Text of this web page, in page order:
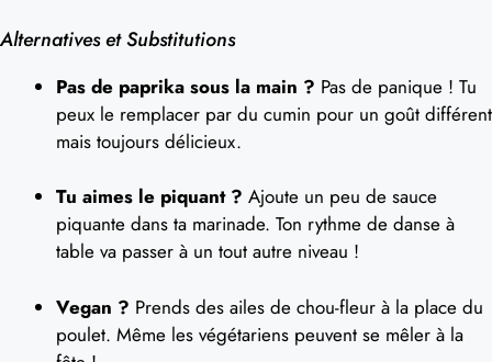
Alternatives et Substitutions
Pas de paprika sous la main ? Pas de panique ! Tu
peux le remplacer par du cumin pour un goût différent
mais toujours délicieux.
Tu aimes le piquant ? Ajoute un peu de sauce
piquante dans ta marinade. Ton rythme de danse à
table va passer à un tout autre niveau !
Vegan ? Prends des ailes de chou-fleur à la place du
poulet. Même les végétariens peuvent se mêler à la